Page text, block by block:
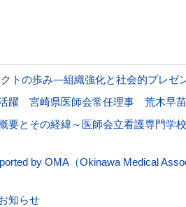
トの歩み―組織強化と社会的プレゼ
躍 宮崎県医師会常任理事 荒木早苗
要とその経緯～医師会立看護専門
by OMA（Okinawa Medical
知らせ